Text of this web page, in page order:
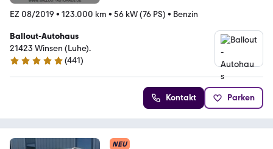
EZ 08/2019 • 123.000 km • 56 kW (76 PS) • Benzin
Ballout-Autohaus
21423 Winsen (Luhe).
4.9 Sterne
(441)
Kontakt Parken
NEU